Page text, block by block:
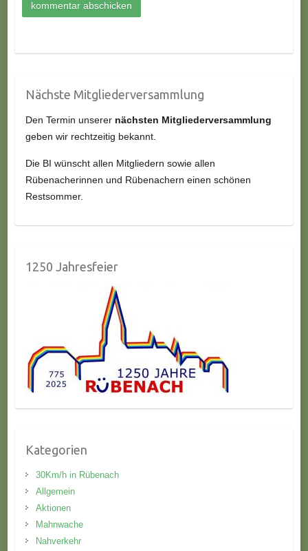
Nächste Mitgliederversammlung
Den Termin unserer nächsten Mitgliederversammlung
geben wir rechtzeitig bekannt.
Die BI wünscht allen Mitgliedern sowie allen
Rübenacherinnen und Rübenachern einen schönen
Restsommer.
1250 Jahresfeier
Kategorien
30Km/h in Rübenach
Allgemein
Aktionen
Mahnwache
Nahverkehr